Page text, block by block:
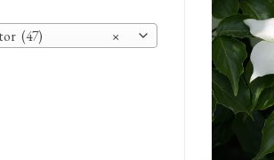
×
(47)